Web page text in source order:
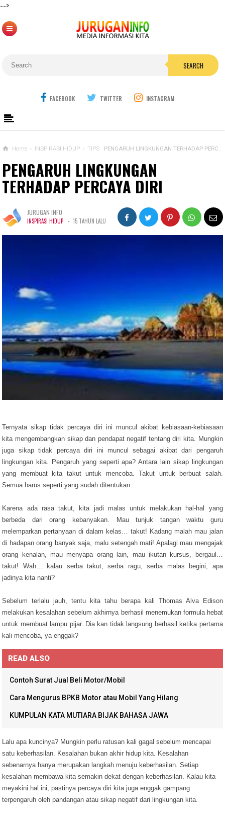
-->
SEARCH
FACEBOOK TWITTER INSTAGRAM
Home › INSPIRASI HIDUP › TIPS PENGARUH LINGKUNGAN TERHADAP PERCAYA DIRI
PENGARUH LINGKUNGAN
TERHADAP PERCAYA DIRI
JURUGAN INFO
INSPIRASI HIDUP - 15 TAHUN LALU
Ternyata sikap tidak percaya diri ini muncul akibat kebiasaan-kebiasaan
kita mengembangkan sikap dan pendapat negatif tentang diri kita. Mungkin
juga sikap tidak percaya diri ini muncul sebagai akibat dari pengaruh
lingkungan kita. Pengaruh yang seperti apa? Antara lain sikap lingkungan
yang membuat kita takut untuk mencoba. Takut untuk berbuat salah.
Semua harus seperti yang sudah ditentukan.
Karena ada rasa takut, kita jadi malas untuk melakukan hal-hal yang
berbeda dari orang kebanyakan. Mau tunjuk tangan waktu guru
melemparkan pertanyaan di dalam kelas… takut! Kadang malah mau jalan
di hadapan orang banyak saja, malu setengah mati! Apalagi mau mengajak
orang kenalan, mau menyapa orang lain, mau ikutan kursus, bergaul…
takut! Wah… kalau serba takut, serba ragu, serba malas begini, apa
jadinya kita nanti?
Sebelum terlalu jauh, tentu kita tahu berapa kali Thomas Alva Edison
melakukan kesalahan sebelum akhirnya berhasil menemukan formula hebat
untuk membuat lampu pijar. Dia kan tidak langsung berhasil ketika pertama
kali mencoba, ya enggak?
READ ALSO
Contoh Surat Jual Beli Motor/Mobil
Cara Mengurus BPKB Motor atau Mobil Yang Hilang
KUMPULAN KATA MUTIARA BIJAK BAHASA JAWA
Lalu apa kuncinya? Mungkin perlu ratusan kali gagal sebelum mencapai
satu keberhasilan. Kesalahan bukan akhir hidup kita. Kesalahan
sebenarnya hanya merupakan langkah menuju keberhasilan. Setiap
kesalahan membawa kita semakin dekat dengan keberhasilan. Kalau kita
meyakini hal ini, pastinya percaya diri kita juga enggak gampang
terpengaruh oleh pandangan atau sikap negatif dari lingkungan kita.